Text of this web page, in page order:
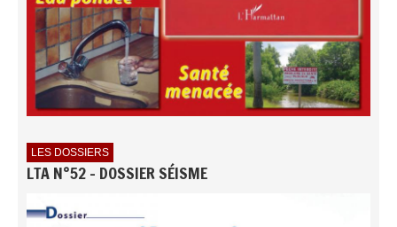
LES DOSSIERS
LTA N°52 - DOSSIER SÉISME